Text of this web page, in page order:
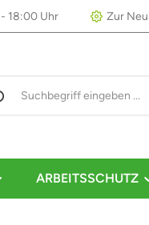
18:00 Uhr Zur
ARBEITSSCHUTZ